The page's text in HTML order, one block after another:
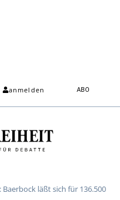
anmelden ABO
läßt sich für 136.500